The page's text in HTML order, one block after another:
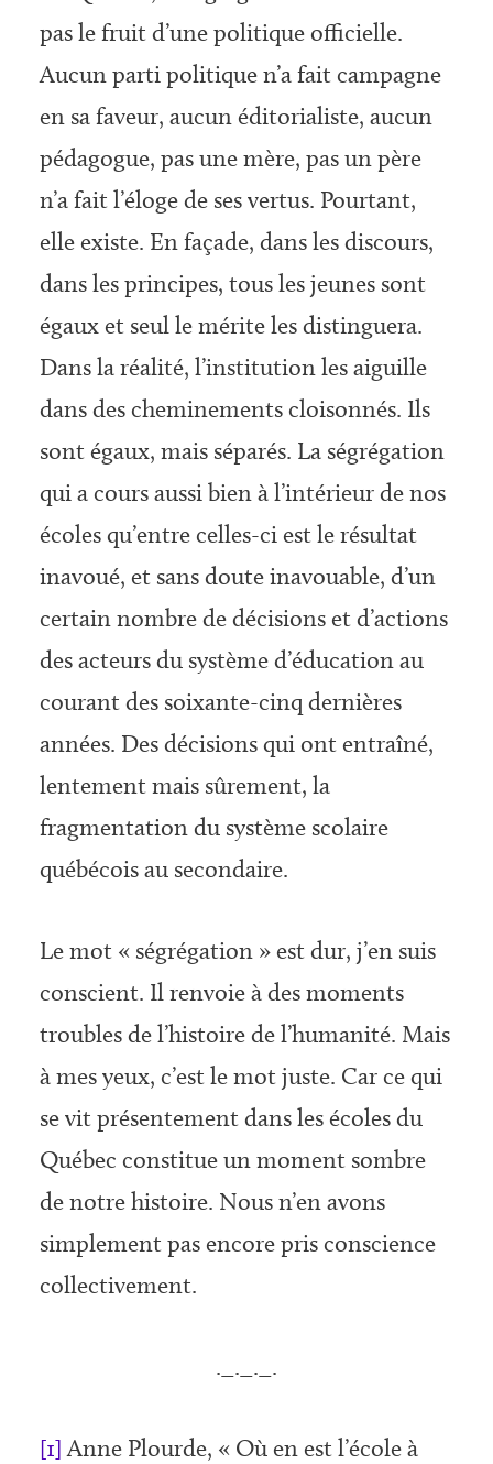
pas le fruit d’une politique officielle.
Aucun parti politique n’a fait campagne
en sa faveur, aucun éditorialiste, aucun
pédagogue, pas une mère, pas un père
n’a fait l’éloge de ses vertus. Pourtant,
elle existe. En façade, dans les discours,
dans les principes, tous les jeunes sont
égaux et seul le mérite les distinguera.
Dans la réalité, l’institution les aiguille
dans des cheminements cloisonnés. Ils
sont égaux, mais séparés. La ségrégation
qui a cours aussi bien à l’intérieur de nos
écoles qu’entre celles-ci est le résultat
inavoué, et sans doute inavouable, d’un
cer­tain nombre de décisions et d’actions
des acteurs du système d’éducation au
courant des soixante-cinq dernières
années. Des décisions qui ont entraîné,
lentement mais sûrement, la
fragmentation du système scolaire
québécois au secondaire.
Le mot « ségrégation » est dur, j’en suis
conscient. Il ren­voie à des moments
troubles de l’histoire de l’humanité. Mais
à mes yeux, c’est le mot juste. Car ce qui
se vit pré­sentement dans les écoles du
Québec constitue un moment sombre
de notre histoire. Nous n’en avons
simplement pas encore pris conscience
collectivement.
._._._.
[1]Anne Plourde, « Où en est l’école à